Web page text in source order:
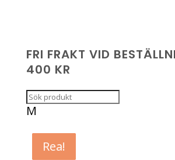
FRI FRAKT VID
400 KR
M
Rea!
Rea!
Rea!
Rea!